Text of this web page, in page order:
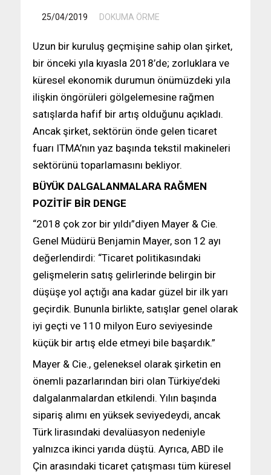
25/04/2019 DOKUMA ÖRME
Uzun bir kuruluş geçmişine sahip olan şirket,
bir önceki yıla kıyasla 2018’de; zorluklara ve
küresel ekonomik durumun önümüzdeki yıla
ilişkin öngörüleri gölgelemesine rağmen
satışlarda hafif bir artış olduğunu açıkladı.
Ancak şirket, sektörün önde gelen ticaret
fuarı ITMA’nın yaz başında tekstil makineleri
sektörünü toparlamasını bekliyor.
BÜYÜK DALGALANMALARA RAĞMEN
POZİTİF BİR DENGE
“2018 çok zor bir yıldı”diyen Mayer & Cie.
Genel Müdürü Benjamin Mayer, son 12 ayı
değerlendirdi: “Ticaret politikasındaki
gelişmelerin satış gelirlerinde belirgin bir
düşüşe yol açtığı ana kadar güzel bir ilk yarı
geçirdik. Bununla birlikte, satışlar genel olarak
iyi geçti ve 110 milyon Euro seviyesinde
küçük bir artış elde etmeyi bile başardık.”
Mayer & Cie., geleneksel olarak şirketin en
önemli pazarlarından biri olan Türkiye’deki
dalgalanmalardan etkilendi. Yılın başında
sipariş alımı en yüksek seviyedeydi, ancak
Türk lirasındaki devalüasyon nedeniyle
yalnızca ikinci yarıda düştü. Ayrıca, ABD ile
Çin arasındaki ticaret çatışması tüm küresel